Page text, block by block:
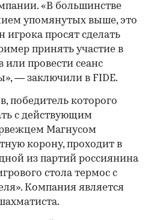
«В большинстве
упомянутых выше, это
игрока просят сделать
принять участие в
или провести сеанс
— заключили в FIDE.
победитель которого
с действующим
Магнусом
корону, проходит в
из партий россиянина
стола термос с
Компания является